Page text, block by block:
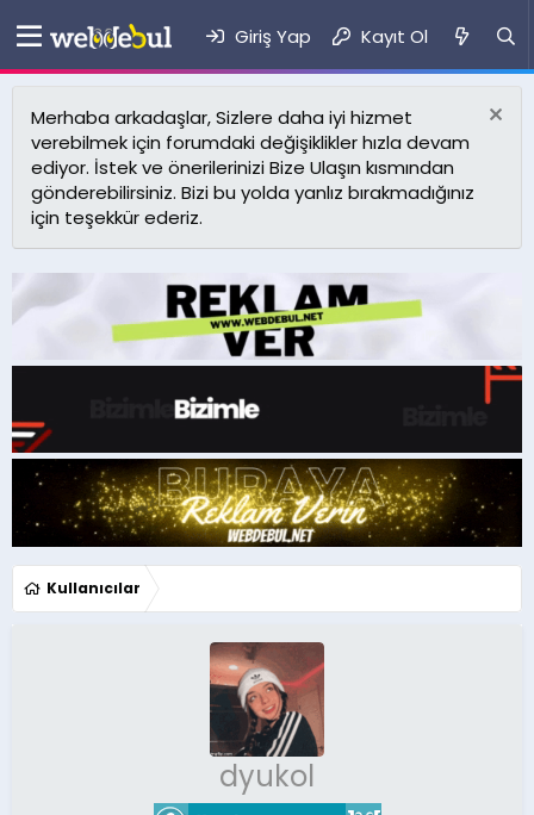
Giriş Yap Kayıt Ol
Merhaba arkadaşlar, Sizlere daha iyi hizmet
verebilmek için forumdaki değişiklikler hızla devam
ediyor. İstek ve önerilerinizi Bize Ulaşın kısmından
gönderebilirsiniz. Bizi bu yolda yanlız bırakmadığınız
için teşekkür ederiz.
Kullanıcılar
dyukol